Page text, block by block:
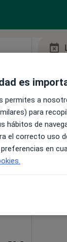
es
permites a
para
hábitos de
el correcto uso
en